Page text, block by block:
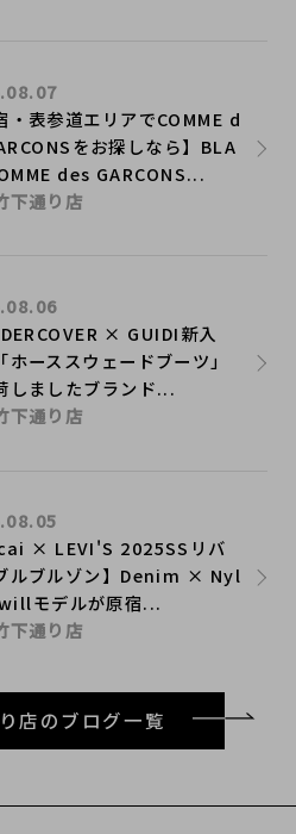
・表参道エリアでCOMME d
をお探しなら】BLA
des GARCONS...
下通り店
× GUIDI新入
ホーススウェードブーツ」
しましたブランド...
下通り店
× LEVI'S 2025SSリバ
ルブルゾン】Denim × Nyl
モデルが原宿...
下通り店
店のブログ一覧